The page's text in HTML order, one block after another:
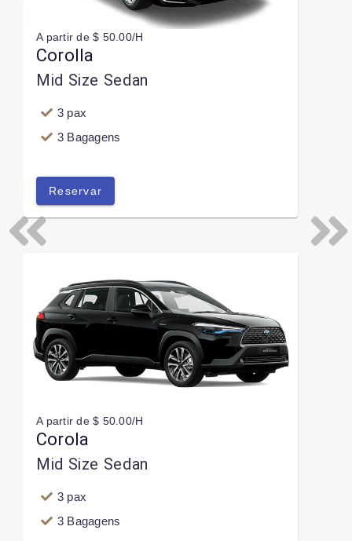
A partir de $ 50.00/H
Corolla
Mid Size Sedan
3 pax
3 Bagagens
Reservar
A partir de $ 50.00/H
Corola
Mid Size Sedan
3 pax
3 Bagagens
Previous Next